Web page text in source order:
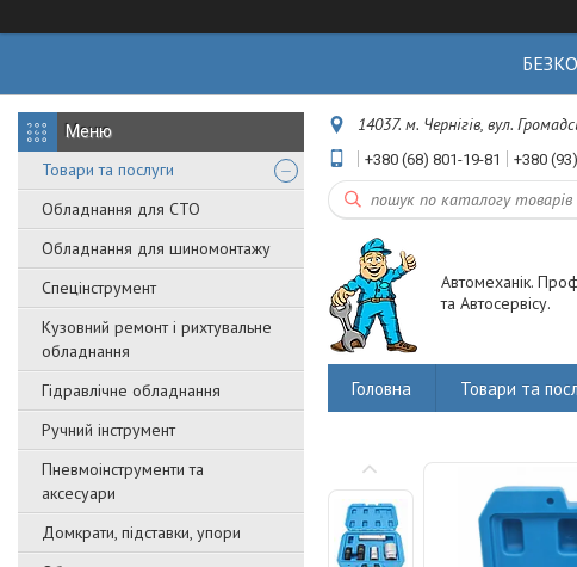
Товари та послуги
Обладнання для СТО
Обладнання для шиномонтажу
Спецінструмент
Кузовний ремонт і рихтувальне
обладнання
Гідравлічне обладнання
Ручний інструмент
Пневмоінструменти та
аксесуари
Домкрати, підставки, упори
14037. м. Чернігів, вул.
+380 (68) 801-19-81 +380
Автомеханік.
та Автосервісу.
Головна Товари та